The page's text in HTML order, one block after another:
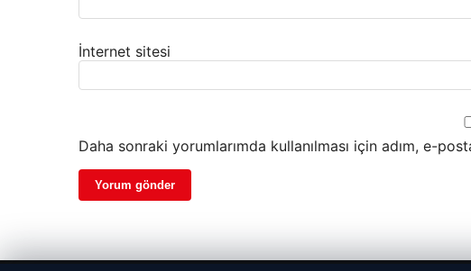
İnternet sitesi
Daha sonraki yorumlarımda kullanılması için adım, e-